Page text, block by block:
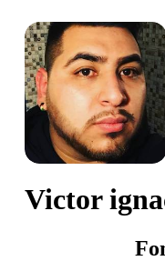
Victor